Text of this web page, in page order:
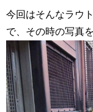
今回はそんなラウ
で、その時の写真